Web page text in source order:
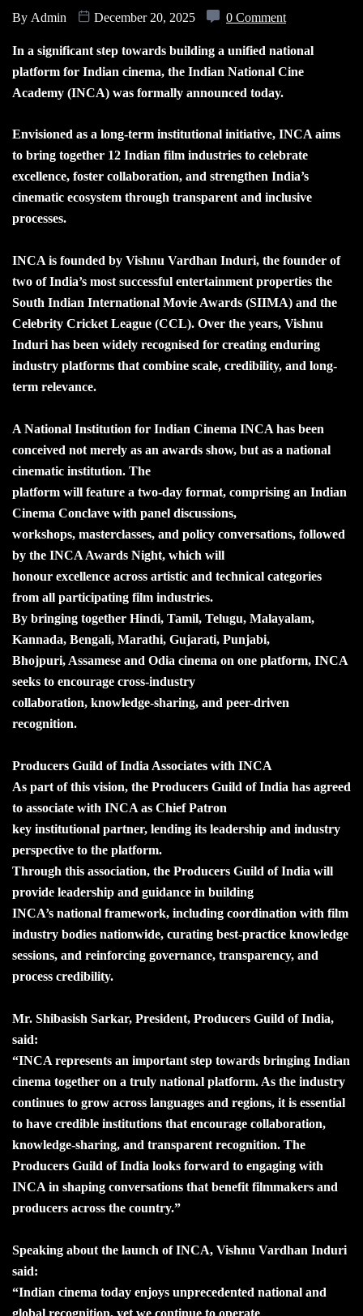
By Admin December 20, 2025 0 Comment
In a significant step towards building a unified national
platform for Indian cinema, the Indian National Cine
Academy (INCA) was formally announced today.
Envisioned as a long-term institutional initiative, INCA aims
to bring together 12 Indian film industries to celebrate
excellence, foster collaboration, and strengthen India’s
cinematic ecosystem through transparent and inclusive
processes.
INCA is founded by Vishnu Vardhan Induri, the founder of
two of India’s most successful entertainment properties the
South Indian International Movie Awards (SIIMA) and the
Celebrity Cricket League (CCL). Over the years, Vishnu
Induri has been widely recognised for creating enduring
industry platforms that combine scale, credibility, and long-
term relevance.
A National Institution for Indian Cinema INCA has been
conceived not merely as an awards show, but as a national
cinematic institution. The
platform will feature a two-day format, comprising an Indian
Cinema Conclave with panel discussions,
workshops, masterclasses, and policy conversations, followed
by the INCA Awards Night, which will
honour excellence across artistic and technical categories
from all participating film industries.
By bringing together Hindi, Tamil, Telugu, Malayalam,
Kannada, Bengali, Marathi, Gujarati, Punjabi,
Bhojpuri, Assamese and Odia cinema on one platform, INCA
seeks to encourage cross-industry
collaboration, knowledge-sharing, and peer-driven
recognition.
Producers Guild of India Associates with INCA
As part of this vision, the Producers Guild of India has agreed
to associate with INCA as Chief Patron
key institutional partner, lending its leadership and industry
perspective to the platform.
Through this association, the Producers Guild of India will
provide leadership and guidance in building
INCA’s national framework, including coordination with film
industry bodies nationwide, curating best-practice knowledge
sessions, and reinforcing governance, transparency, and
process credibility.
Mr. Shibasish Sarkar, President, Producers Guild of India,
said:
“INCA represents an important step towards bringing Indian
cinema together on a truly national platform. As the industry
continues to grow across languages and regions, it is essential
to have credible institutions that encourage collaboration,
knowledge-sharing, and transparent recognition. The
Producers Guild of India looks forward to engaging with
INCA in shaping conversations that benefit filmmakers and
producers across the country.”
Speaking about the launch of INCA, Vishnu Vardhan Induri
said:
“Indian cinema today enjoys unprecedented national and
global recognition, yet we continue to operate